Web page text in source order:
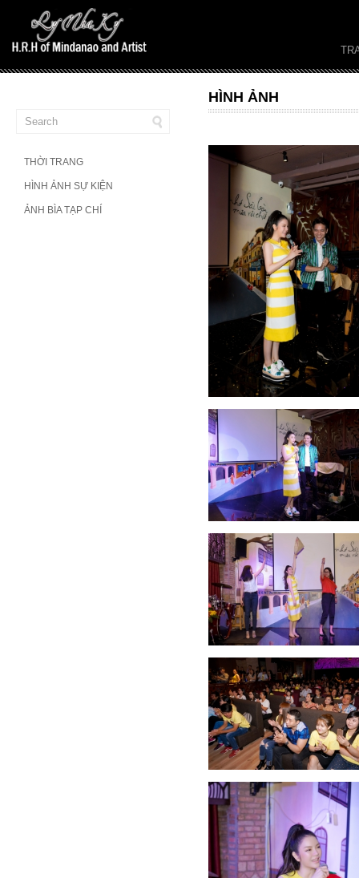
THỜI TRANG
HÌNH ẢNH SỰ KIỆN
ẢNH BÌA TẠP CHÍ
HÌNH ẢNH